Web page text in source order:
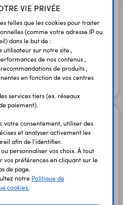
vers Octopus
37099
€TTC 1,00 € HT
et modules
36509
€
VIE PRIVÉE
telles que les cookies pour traiter
(comme votre adresse IP ou
dans le but de :
utilisateur sur notre site ,
de nos contenus ,
de produits ,
en fonction de vos centres
services tiers (ex. réseaux
paiement).
votre consentement, utiliser des
et analyser activement les
afin de l'identifier.
personnaliser vos choix. À tout
vos préférences en cliquant sur le
de page.
notre Politique de
cookies.